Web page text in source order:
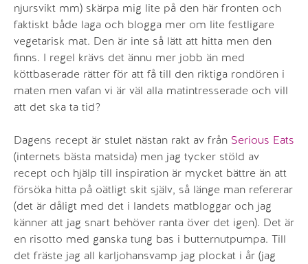
njursvikt mm) skärpa mig lite på den här fronten och
faktiskt både laga och blogga mer om lite festligare
vegetarisk mat. Den är inte så lätt att hitta men den
finns. I regel krävs det ännu mer jobb än med
köttbaserade rätter för att få till den riktiga rondören i
maten men vafan vi är väl alla matintresserade och vill
att det ska ta tid?
Dagens recept är stulet nästan rakt av från Serious Eats
(internets bästa matsida) men jag tycker stöld av
recept och hjälp till inspiration är mycket bättre än att
försöka hitta på oätligt skit själv, så länge man refererar
(det är dåligt med det i landets matbloggar och jag
känner att jag snart behöver ranta över det igen). Det är
en risotto med ganska tung bas i butternutpumpa. Till
det fräste jag all karljohansvamp jag plockat i år (jag